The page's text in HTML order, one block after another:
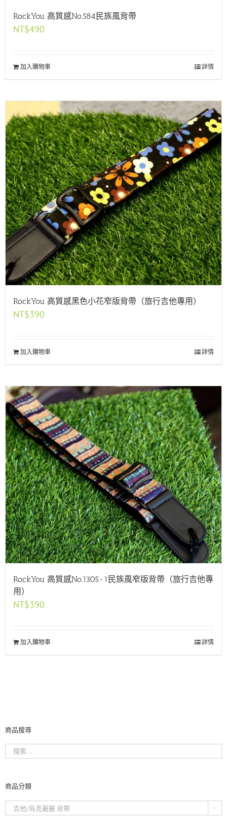
RockYou 高質感No.584民族風背帶
NT$490
加入購物車 詳情
RockYou 高質感黑色小花窄版背帶（旅行吉他專用）
NT$390
加入購物車 詳情
RockYou 高質感No.1305-1民族風窄版背帶（旅行吉他專
用）
NT$390
加入購物車 詳情
商品搜尋
商品分類
